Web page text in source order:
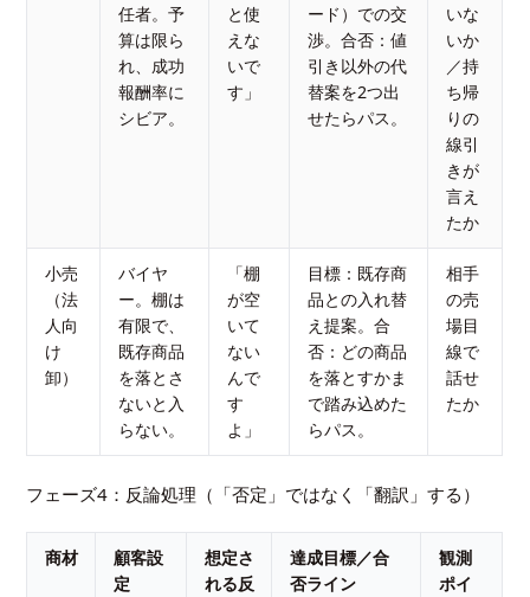
任者。予
算は限ら
れ、成功
報酬率に
シビア。
と使
えな
いで
す」
ード）での交
渉。合否：値
引き以外の代
替案を2つ出
せたらパス。
いな
いか
／持
ち帰
りの
線引
きが
言え
たか
小売
（法
人向
け
卸）
バイヤ
ー。棚は
有限で、
既存商品
を落とさ
ないと入
らない。
「棚
が空
いて
ない
んで
す
よ」
目標：既存商
品との入れ替
え提案。合
否：どの商品
を落とすかま
で踏み込めた
らパス。
相手
の売
場目
線で
話せ
たか
フェーズ4：反論処理（「否定」ではなく「翻訳」する）
商材
顧客設
定
想定さ
れる反
達成目標／合
否ライン
観測
ポイ